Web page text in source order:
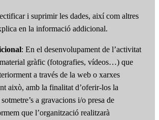
i suprimir les dades, així com altres
en la informació addicional.
: En el desenvolupament de l’activitat
gràfic (fotografies, vídeos…) que
a través de la web o xarxes
això, amb la finalitat d’oferir-los la
a gravacions i/o presa de
que l’organització realitzarà